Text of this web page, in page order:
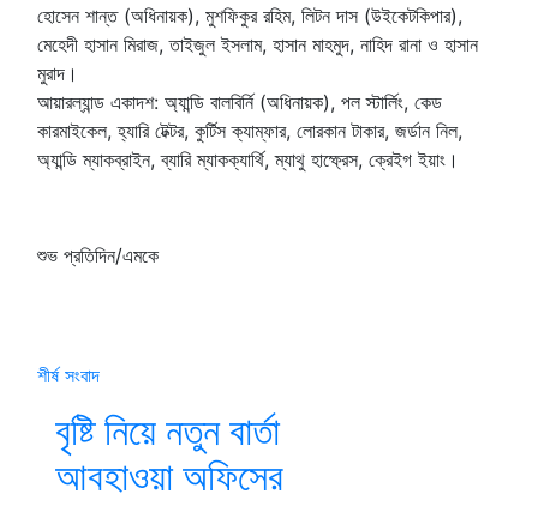
হোসেন শান্ত (অধিনায়ক), মুশফিকুর রহিম, লিটন দাস (উইকেটকিপার),
মেহেদী হাসান মিরাজ, তাইজুল ইসলাম, হাসান মাহমুদ, নাহিদ রানা ও হাসান
মুরাদ।
আয়ারল্যান্ড একাদশ: অ্যান্ডি বালবির্নি (অধিনায়ক), পল স্টার্লিং, কেড
কারমাইকেল, হ্যারি টেক্টর, কুর্টিস ক্যাম্ফার, লোরকান টাকার, জর্ডান নিল,
অ্যান্ডি ম্যাকব্রাইন, ব্যারি ম্যাকক্যার্থি, ম্যাথু হাম্ফ্রেস, ক্রেইগ ইয়াং।
শুভ প্রতিদিন/এমকে
শীর্ষ সংবাদ
বৃষ্টি নিয়ে নতুন বার্তা
আবহাওয়া অফিসের